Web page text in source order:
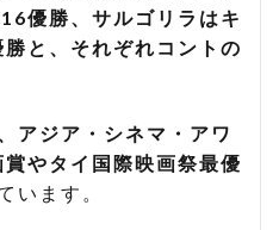
優勝、サルゴリラはキ
と、それぞれコントの
アジア・シネマ・アワ
やタイ国際映画祭最優
います。